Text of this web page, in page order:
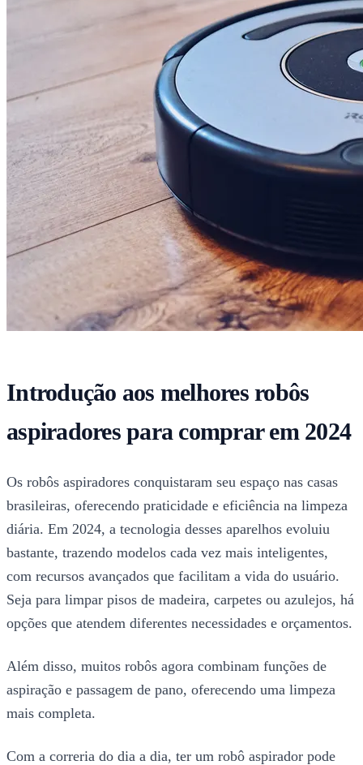
Introdução aos melhores robôs
aspiradores para comprar em 2024
Os robôs aspiradores conquistaram seu espaço nas casas
brasileiras, oferecendo praticidade e eficiência na limpeza
diária. Em 2024, a tecnologia desses aparelhos evoluiu
bastante, trazendo modelos cada vez mais inteligentes,
com recursos avançados que facilitam a vida do usuário.
Seja para limpar pisos de madeira, carpetes ou azulejos, há
opções que atendem diferentes necessidades e orçamentos.
Além disso, muitos robôs agora combinam funções de
aspiração e passagem de pano, oferecendo uma limpeza
mais completa.
Com a correria do dia a dia, ter um robô aspirador pode